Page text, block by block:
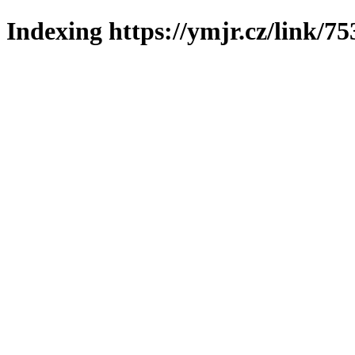
Indexing https://ymjr.cz/link/